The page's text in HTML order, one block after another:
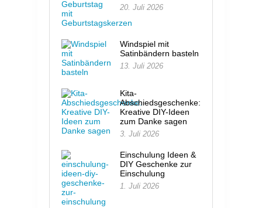
20. Juli 2026
Windspiel mit
Satinbändern basteln
13. Juli 2026
Kita-
Abschiedsgeschenke:
Kreative DIY-Ideen
zum Danke sagen
3. Juli 2026
Einschulung Ideen &
DIY Geschenke zur
Einschulung
1. Juli 2026